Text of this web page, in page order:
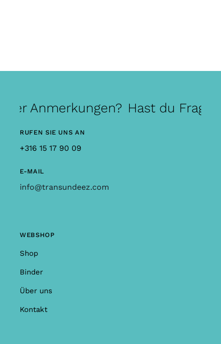
Anmerkungen? Hast du
RUFEN SIE UNS AN
+316 15 17 90 09
E-MAIL
info@transundeez.com
WEBSHOP
Shop
Binder
Über uns
Kontakt